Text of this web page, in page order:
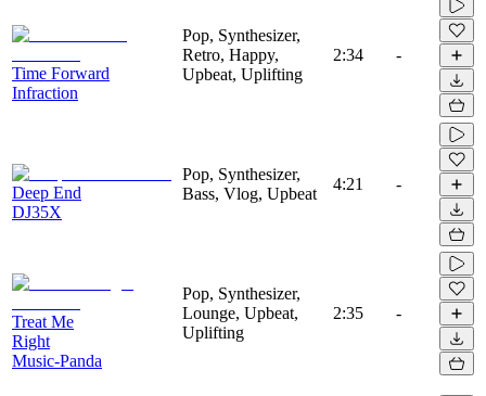
Time Forward
Infraction
Pop, Synthesizer,
Retro, Happy,
Upbeat, Uplifting
2:34 -
Deep End
DJ35X
Pop, Synthesizer,
Bass, Vlog, Upbeat
4:21 -
Treat Me
Right
Music-Panda
Pop, Synthesizer,
Lounge, Upbeat,
Uplifting
2:35 -